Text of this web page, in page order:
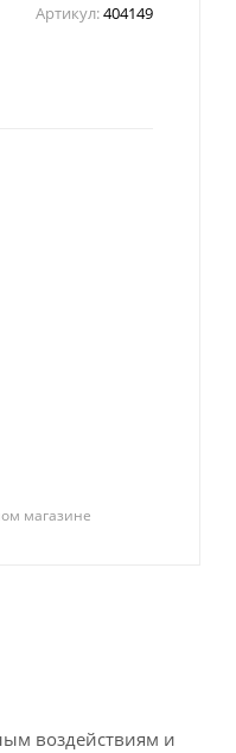
Артикул:404149
магазине
воздействиям и